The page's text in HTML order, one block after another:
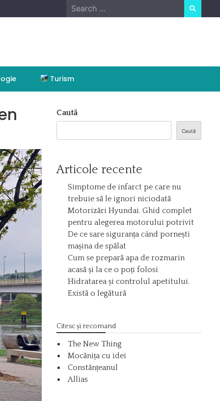
Search
for:
Turism
Caută
Caută
Articole recente
Simptome de infarct pe care nu
trebuie să le ignori niciodată
Motorizări Hyundai. Ghid complet
pentru alegerea motorului potrivit
De ce sare siguranța când pornești
mașina de spălat
Cum se prepară apa de rozmarin
acasă și la ce o poți folosi
Hidratarea și controlul apetitului.
Există o legătură
Citesc și recomand
The New Thing
Mocănița cu idei
Constănțeanul
Allias